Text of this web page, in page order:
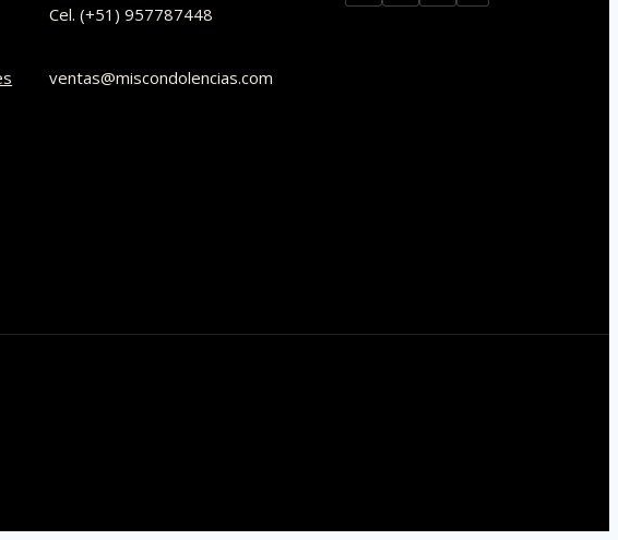
Cel. (+51) 957787448
ventas@miscondolencias.com